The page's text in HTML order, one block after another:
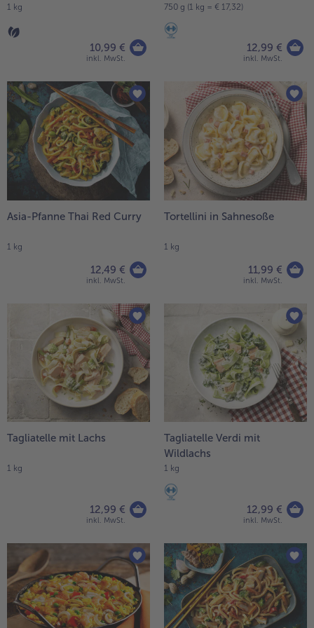
Weiterempfehlen &
1 kg
10,99 €
inkl. MwSt.
750 g (1 kg = € 17,32)
12,99 €
inkl. MwSt.
Asia-Pfanne Thai Red Curry
1 kg
12,49 €
inkl. MwSt.
Tortellini in Sahnesoße
1 kg
11,99 €
inkl. MwSt.
Tagliatelle mit Lachs
1 kg
12,99 €
inkl. MwSt.
Tagliatelle Verdi mit
Wildlachs
1 kg
12,99 €
inkl. MwSt.